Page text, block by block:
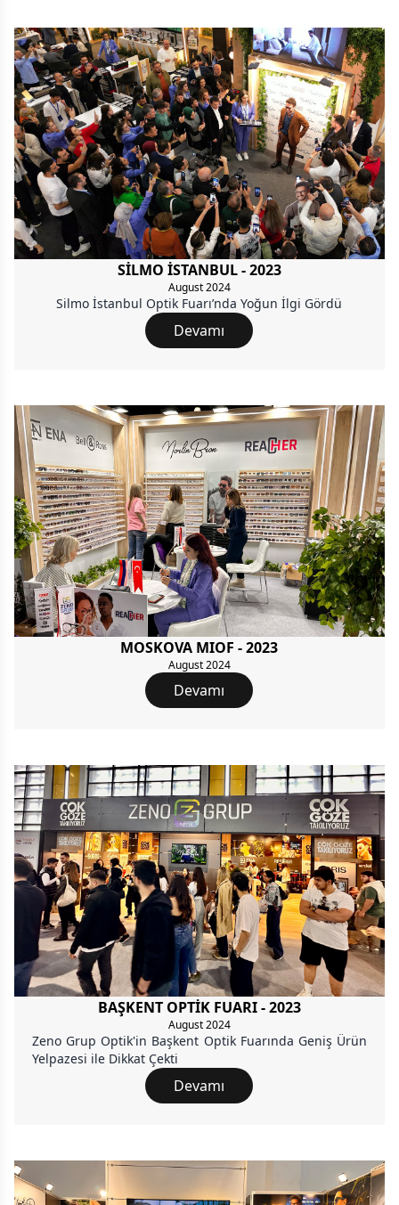
SİLMO İSTANBUL - 2023
August 2024
Silmo İstanbul Optik Fuarı’nda Yoğun İlgi Gördü
Devamı
MOSKOVA MIOF - 2023
August 2024
Devamı
BAŞKENT OPTİK FUARI - 2023
August 2024
Zeno Grup Optik'in Başkent Optik Fuarında Geniş Ürün
Yelpazesi ile Dikkat Çekti
Devamı